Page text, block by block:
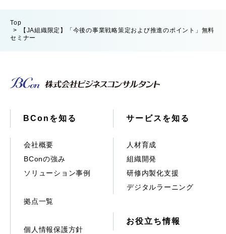
Top
【JA組織限定】「今後の事業戦略策定および推進のポイント」無料
セミナー
BConを知る
会社概要
BConの強み
ソリューション事例
拠点一覧
個人情報保護方針
サービスを知る
人材育成
組織開発
研修内製化支援
デジタルラーニング
お役立ち情報